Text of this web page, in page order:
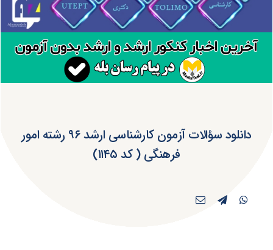
دانلود سؤالات آزمون کارشناسی ارشد ۹۶ رشته امور
فرهنگی ( کد ۱۱۴۵)